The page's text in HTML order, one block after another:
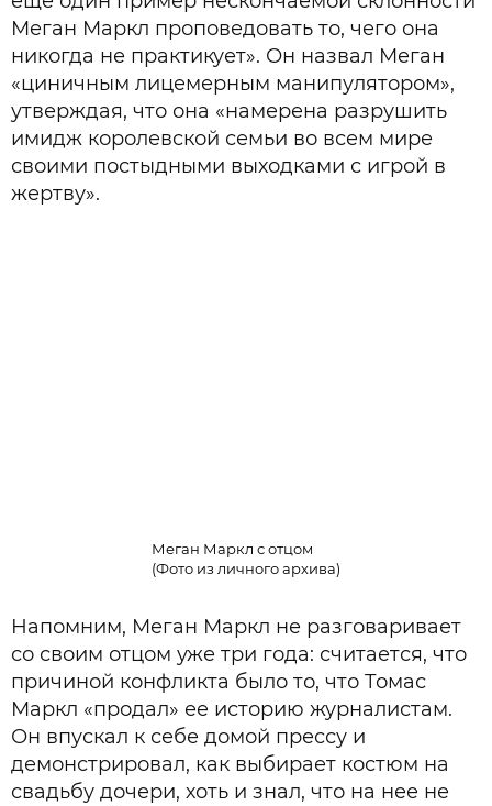
Меган Маркл проповедовать то, чего она
никогда не практикует». Он назвал Меган
«циничным лицемерным манипулятором»,
утверждая, что она «намерена разрушить
имидж королевской семьи во всем мире
своими постыдными выходками с игрой в
жертву».
Меган Маркл с отцом
(Фото из личного архива)
Напомним, Меган Маркл не разговаривает
со своим отцом уже три года: считается, что
причиной конфликта было то, что Томас
Маркл «продал» ее историю журналистам.
Он впускал к себе домой прессу и
демонстрировал, как выбирает костюм на
свадьбу дочери, хоть и знал, что на нее не